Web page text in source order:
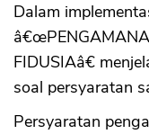
Dalam
FIDUSIAâ€
soal persyaratan
Persyaratan